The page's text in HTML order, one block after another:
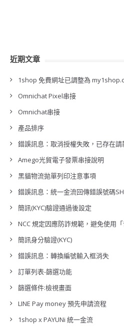
近期文章
1shop 免費網址已調整為
Omnichat Pixel串接
Omnichat串接
產品排序
錯誤訊息：取消授權失敗，已存在請
Amego光貿電子發票串接說明
黑貓物流拋單列印注意事項
錯誤訊息：統一金流回傳錯誤號碼
簡訊(KYC)驗證通過後設定
NCC 規定因應防詐規範，避免使用
簡訊身分驗證(KYC)
錯誤訊息：轉換編號輸入框消失
訂單列表-篩選功能
篩選條件:檢視畫面
LINE Pay money 預先申請流程
1shop x PAYUNi 統一金流